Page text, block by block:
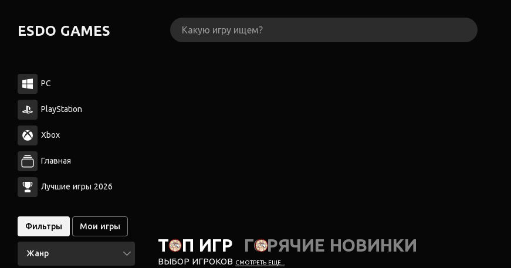
ESDO GAMES
PC
PlayStation
Xbox
Главная
Лучшие игры 2026
Фильтры Мои игры
Жанр ТОП ИГР ГОРЯЧИЕ НОВИНКИ
ВЫБОР ИГРОКОВ СМОТРЕТЬ ЕЩЕ...